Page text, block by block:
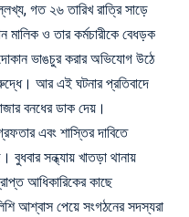
গত ২৬ তারিখ রাত্রি সাড়ে
মালিক ও তার কর্মচারীকে বেধড়ক
দোকান ভাঙচুর করার অভিযোগ উঠে
আর এই ঘটনার প্রতিবাদে
বনধের ডাক দেয়।
এবং শাস্তির দাবিতে
সন্ধ্যায় খাতড়া থানায়
আধিকারিকের কাছে
আশ্বাস পেয়ে সংগঠনের সদস্যরা